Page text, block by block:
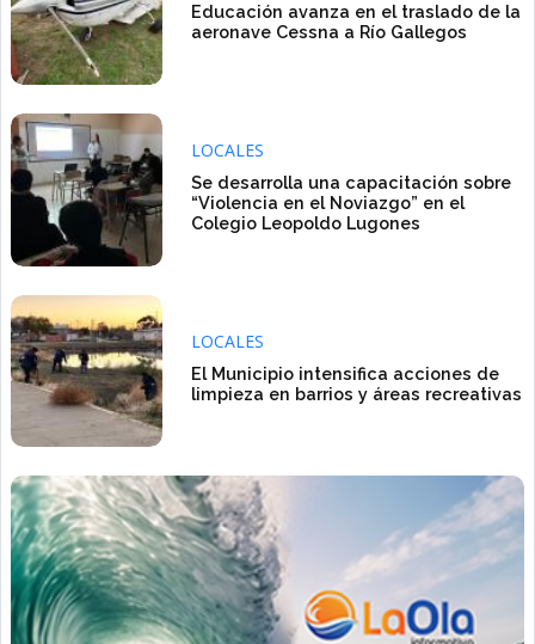
Educación avanza en el traslado de la
aeronave Cessna a Río Gallegos
LOCALES
Se desarrolla una capacitación sobre
“Violencia en el Noviazgo” en el
Colegio Leopoldo Lugones
LOCALES
El Municipio intensifica acciones de
limpieza en barrios y áreas recreativas